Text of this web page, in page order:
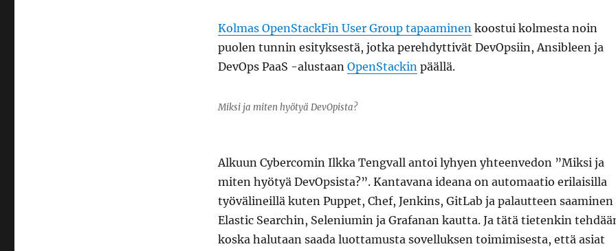
Kolmas OpenStackFin User Group tapaaminenkoostui kolmesta noin
puolen tunnin esityksestä, jotka perehdyttivät DevOpsiin, Ansibleen ja
DevOps PaaS -alustaan OpenStackinpäällä.
Miksi ja miten hyötyä DevOpista?
Alkuun Cybercomin Ilkka Tengvall antoi lyhyen yhteenvedon ”Miksi ja
miten hyötyä DevOpsista?”. Kantavana ideana on automaatio erilaisilla
työvälineillä kuten Puppet, Chef, Jenkins, GitLab ja palautteen saaminen
Elastic Searchin, Seleniumin ja Grafanan kautta. Ja tätä tietenkin
koska halutaan saada luottamusta sovelluksen toimimisesta, että asiat